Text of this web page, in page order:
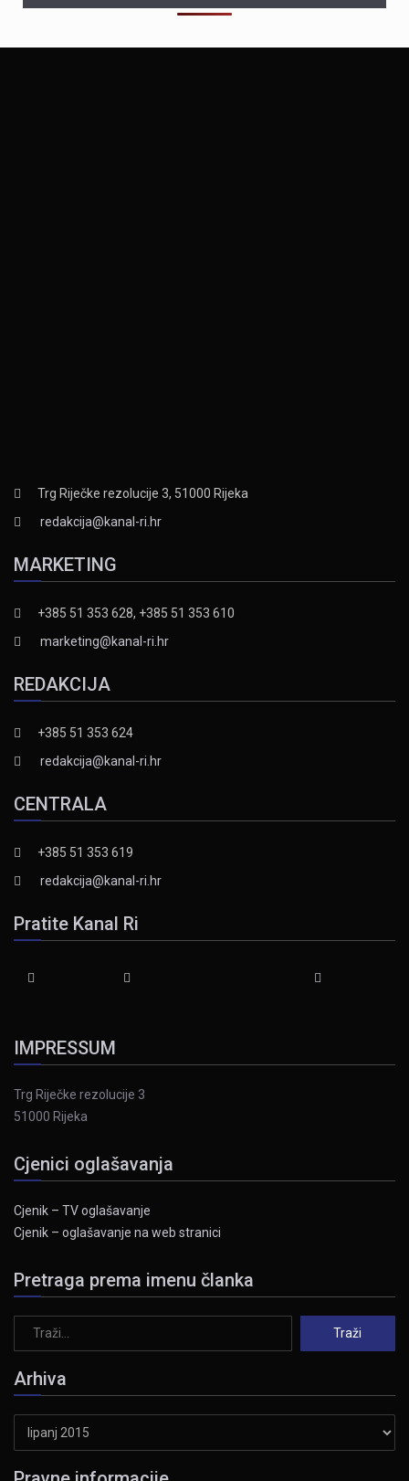
Trg Riječke rezolucije 3, 51000 Rijeka
redakcija@kanal-ri.hr
MARKETING
+385 51 353 628, +385 51 353 610
marketing@kanal-ri.hr
REDAKCIJA
+385 51 353 624
redakcija@kanal-ri.hr
CENTRALA
+385 51 353 619
redakcija@kanal-ri.hr
Pratite Kanal Ri
IMPRESSUM
Trg Riječke rezolucije 3
51000 Rijeka
Cjenici oglašavanja
Cjenik – TV oglašavanje
Cjenik – oglašavanje na web stranici
Pretraga prema imenu članka
Arhiva